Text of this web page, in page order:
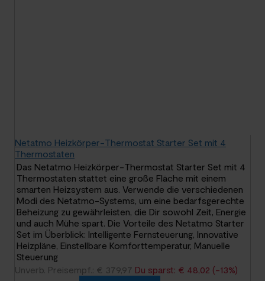
Netatmo Heizkörper-Thermostat Starter Set mit 4
Thermostaten
Das Netatmo Heizkörper-Thermostat Starter Set mit 4
Thermostaten stattet eine große Fläche mit einem
smarten Heizsystem aus. Verwende die verschiedenen
Modi des Netatmo-Systems, um eine bedarfsgerechte
Beheizung zu gewährleisten, die Dir sowohl Zeit, Energie
und auch Mühe spart. Die Vorteile des Netatmo Starter
Set im Überblick: Intelligente Fernsteuerung, Innovative
Heizpläne, Einstellbare Komforttemperatur, Manuelle
Steuerung
Unverb. Preisempf.: € 379,97 Du sparst: € 48,02 (-13%)